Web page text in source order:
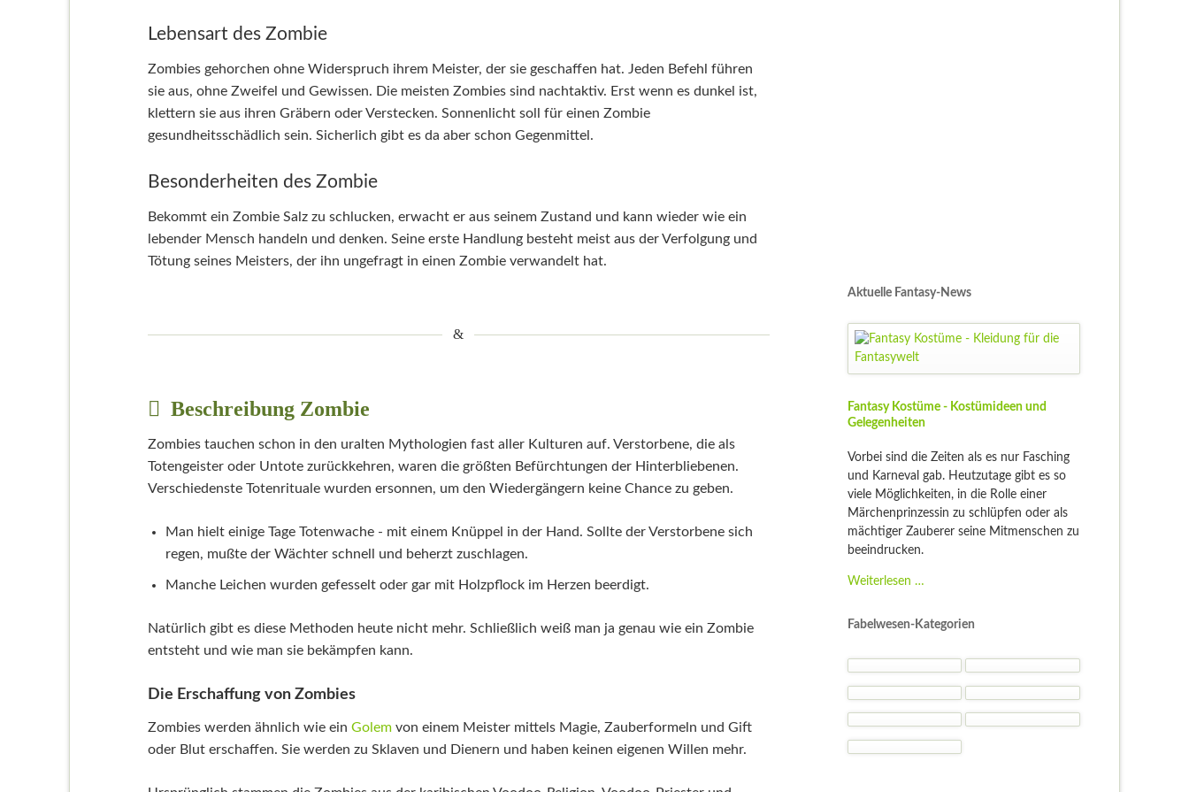
Lebensart des Zombie
Zombies gehorchen ohne Widerspruch ihrem Meister, der sie geschaffen hat. Jeden Befehl führen
sie aus, ohne Zweifel und Gewissen. Die meisten Zombies sind nachtaktiv. Erst wenn es dunkel ist,
klettern sie aus ihren Gräbern oder Verstecken. Sonnenlicht soll für einen Zombie
gesundheitsschädlich sein. Sicherlich gibt es da aber schon Gegenmittel.
Besonderheiten des Zombie
Bekommt ein Zombie Salz zu schlucken, erwacht er aus seinem Zustand und kann wieder wie ein
lebender Mensch handeln und denken. Seine erste Handlung besteht meist aus der Verfolgung und
Tötung seines Meisters, der ihn ungefragt in einen Zombie verwandelt hat.
Beschreibung Zombie
Zombies tauchen schon in den uralten Mythologien fast aller Kulturen auf. Verstorbene, die als
Totengeister oder Untote zurückkehren, waren die größten Befürchtungen der Hinterbliebenen.
Verschiedenste Totenrituale wurden ersonnen, um den Wiedergängern keine Chance zu geben.
Man hielt einige Tage Totenwache - mit einem Knüppel in der Hand. Sollte der Verstorbene sich
regen, mußte der Wächter schnell und beherzt zuschlagen.
Manche Leichen wurden gefesselt oder gar mit Holzpflock im Herzen beerdigt.
Natürlich gibt es diese Methoden heute nicht mehr. Schließlich weiß man ja genau wie ein Zombie
entsteht und wie man sie bekämpfen kann.
Die Erschaffung von Zombies
Zombies werden ähnlich wie ein Golemvon einem Meister mittels Magie, Zauberformeln und Gift
oder Blut erschaffen. Sie werden zu Sklaven und Dienern und haben keinen eigenen Willen mehr.
Aktuelle Fantasy-News
Fantasy Kostüme - Kostümideen und
Gelegenheiten
Vorbei sind die Zeiten als es nur Fasching
und Karneval gab. Heutzutage gibt es so
viele Möglichkeiten, in die Rolle einer
Märchenprinzessin zu schlüpfen oder als
mächtiger Zauberer seine Mitmenschen zu
beeindrucken.
Weiterlesen …Fantasy
-
Gelegenheiten
Fabelwesen-Kategorien